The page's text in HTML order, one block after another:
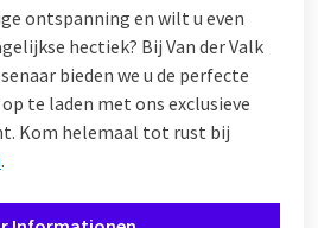
ontspanning en wilt u even
hectiek? Bij Van der Valk
bieden we u de perfecte
te laden met ons exclusieve
Kom helemaal tot rust bij
.